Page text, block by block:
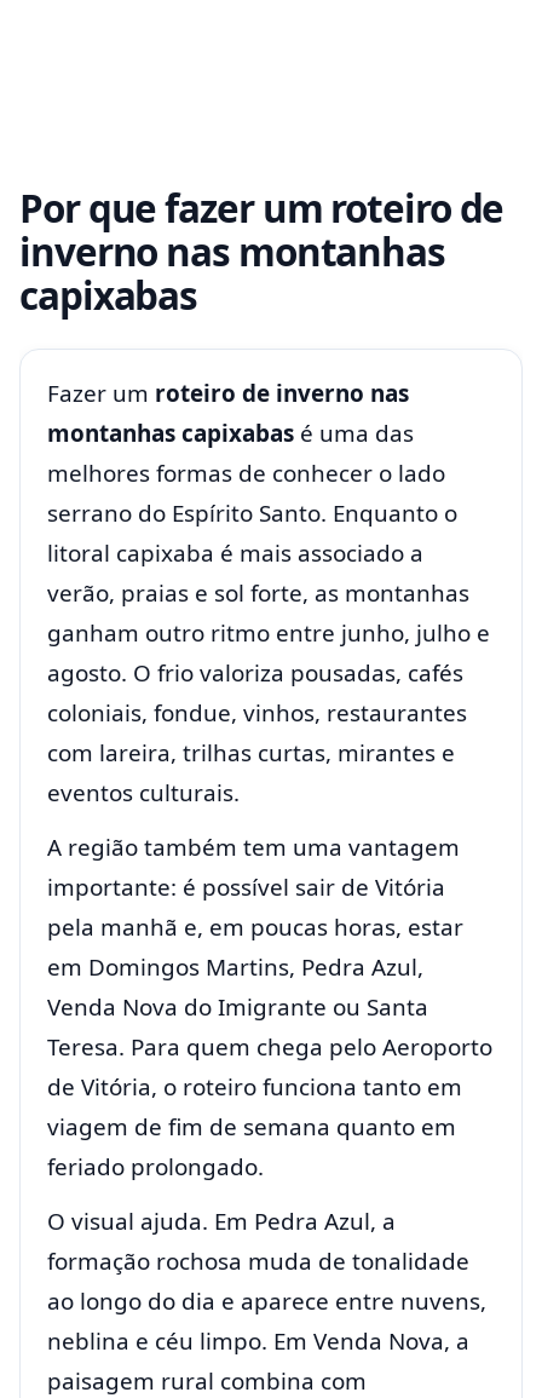
Por que fazer um roteiro de
inverno nas montanhas
capixabas
Fazer um roteiro de inverno nas
montanhas capixabas é uma das
melhores formas de conhecer o lado
serrano do Espírito Santo. Enquanto o
litoral capixaba é mais associado a
verão, praias e sol forte, as montanhas
ganham outro ritmo entre junho, julho e
agosto. O frio valoriza pousadas, cafés
coloniais, fondue, vinhos, restaurantes
com lareira, trilhas curtas, mirantes e
eventos culturais.
A região também tem uma vantagem
importante: é possível sair de Vitória
pela manhã e, em poucas horas, estar
em Domingos Martins, Pedra Azul,
Venda Nova do Imigrante ou Santa
Teresa. Para quem chega pelo Aeroporto
de Vitória, o roteiro funciona tanto em
viagem de fim de semana quanto em
feriado prolongado.
O visual ajuda. Em Pedra Azul, a
formação rochosa muda de tonalidade
ao longo do dia e aparece entre nuvens,
neblina e céu limpo. Em Venda Nova, a
paisagem rural combina com